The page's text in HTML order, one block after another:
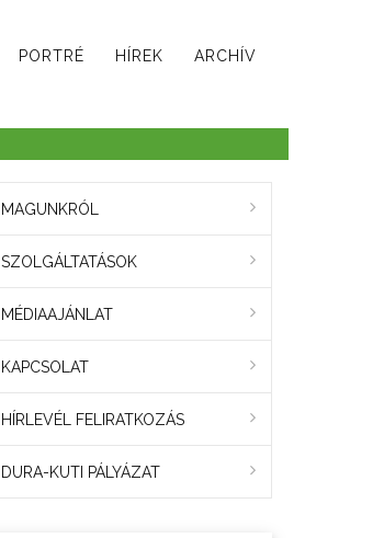
PORTRÉ HÍREK ARCHÍV
MAGUNKRÓL
SZOLGÁLTATÁSOK
MÉDIAAJÁNLAT
KAPCSOLAT
HÍRLEVÉL FELIRATKOZÁS
DURA-KUTI PÁLYÁZAT